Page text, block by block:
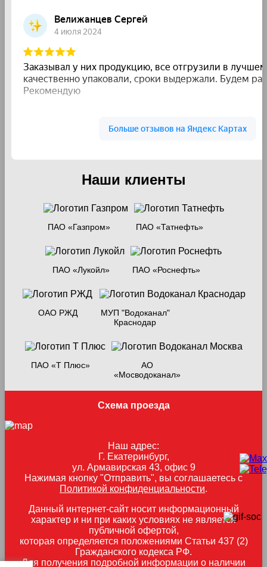
Наши клиенты
ПАО «Газпром» ПАО «Татнефть»
ПАО «Лукойл» ПАО «Роснефть»
ОАО РЖД
МУП "Водоканал"
Краснодар
ПАО «Т Плюс»
АО
«Мосводоканал»
Схема проезда
Наш адрес:
Г. Екатеринбург,
ул. Армавирская 43, офис 9
Нажимая кнопку "Отправить", вы соглашаетесь с
Политикой конфиденциальности.
Данный интернет-сайт носит информационный
характер и ни при каких условиях не является
публичной офертой,
которая определяется положениями Статьи 437 (2)
Гражданского кодекса РФ.
Для получения подробной информации о наличии